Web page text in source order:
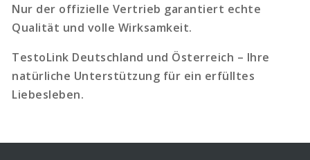
Nur der offizielle Vertrieb garantiert echte
Qualität und volle Wirksamkeit.
TestoLink Deutschland und Österreich – Ihre
natürliche Unterstützung für ein erfülltes
Liebesleben.